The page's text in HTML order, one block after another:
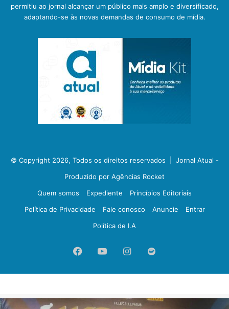
permitiu ao jornal alcançar um público mais amplo e diversificado,
adaptando-se às novas demandas de consumo de mídia.
© Copyright 2026, Todos os direitos reservados | Jornal Atual -
Produzido por Agências Rocket
Quem somos
Expediente
Princípios Editoriais
Política de Privacidade
Fale conosco Anuncie
Entrar
Política de I.A
FacebookYouTubeInstagram
Spotify